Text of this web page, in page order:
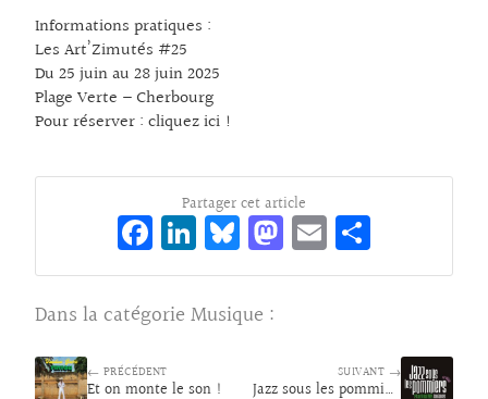
Informations pratiques :
Les Art’Zimutés #25
Du 25 juin au 28 juin 2025
Plage Verte – Cherbourg
Pour réserver : cliquez ici !
Partager cet article
Fa
ce
bo
o
k
Li
n
ke
dI
n
Bl
ue
sk
y
M
as
o
E
m rt
Dans la catégorie Musique :
← PRÉCÉDENT
Et on monte le son !
SUIVANT →
Jazz sous les pommiers 2025